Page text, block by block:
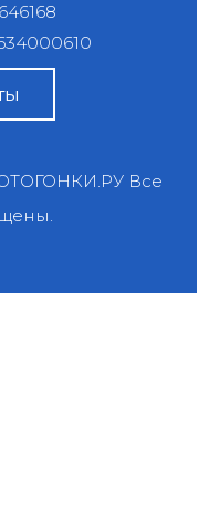
Все